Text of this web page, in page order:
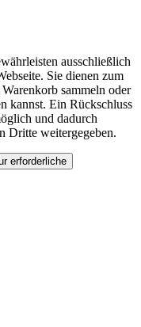
ausschließlich
Sie dienen zum
sammeln oder
kannst. Ein Rückschluss
und dadurch
Dritte weitergegeben.
erforderliche